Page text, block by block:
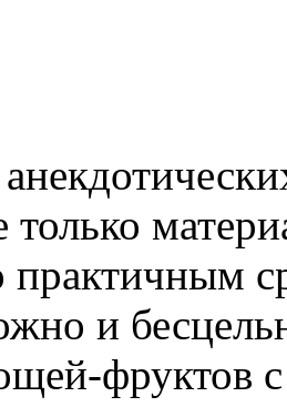
только
практичным
и
фруктов